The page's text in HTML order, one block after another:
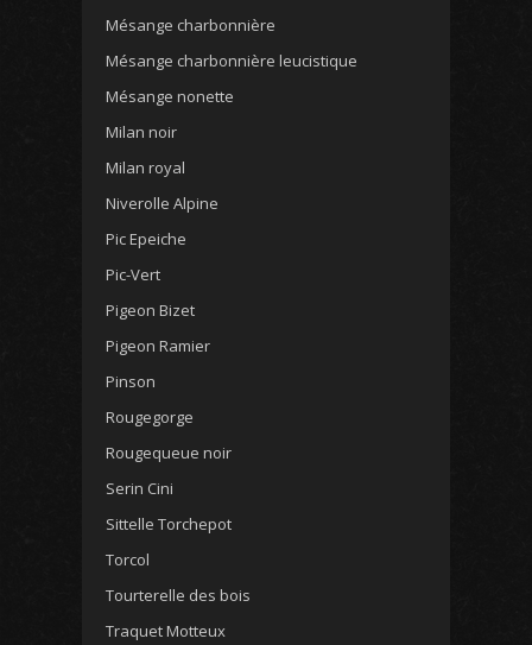
Mésange charbonnière
Mésange charbonnière leucistique
Mésange nonette
Milan noir
Milan royal
Niverolle Alpine
Pic Epeiche
Pic-Vert
Pigeon Bizet
Pigeon Ramier
Pinson
Rougegorge
Rougequeue noir
Serin Cini
Sittelle Torchepot
Torcol
Tourterelle des bois
Traquet Motteux